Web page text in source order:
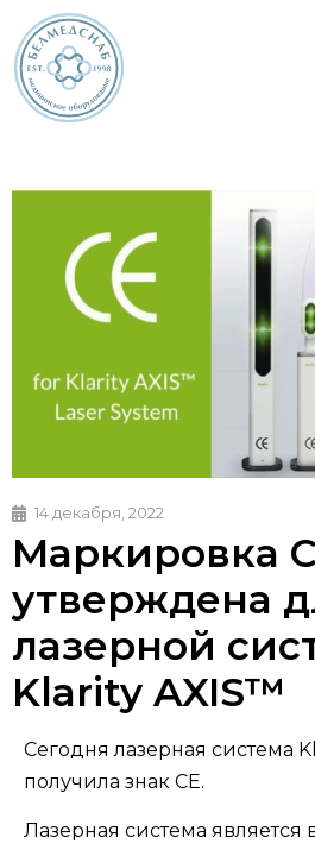
14 декабря, 2022
Маркировка
утверждена
лазерной
Klarity AXIS™
Сегодня лазерная система
получила знак CE.
Лазерная система является